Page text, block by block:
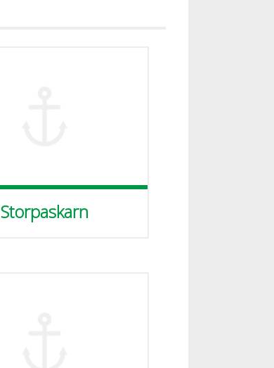
Storpaskarn